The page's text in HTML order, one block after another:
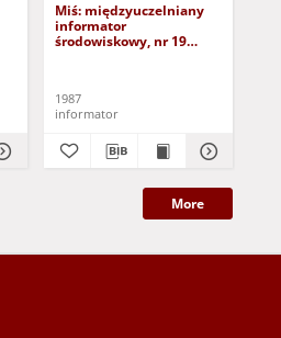
Miś: międzyuczelniany
informator
środowiskowy, nr 19
1987
informator
More